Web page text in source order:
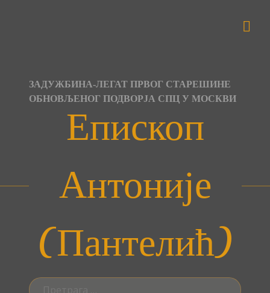
ЗАДУЖБИНА-ЛЕГАТ ПРВОГ СТАРЕШИНЕ
ОБНОВЉЕНОГ ПОДВОРЈА СПЦ У МОСКВИ
Епископ
Антоније
(Пантелић)
Претрага